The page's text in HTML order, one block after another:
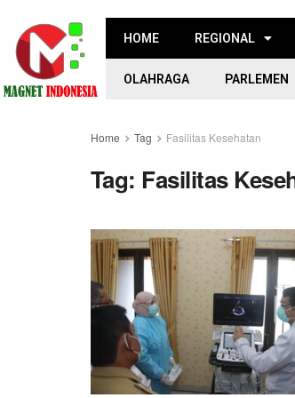
HOME REGIONAL
OLAHRAGA PARLEMEN
Home Tag Fasilitas Kesehatan
Tag: Fasilitas